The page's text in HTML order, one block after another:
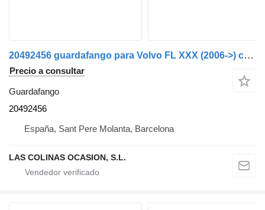
20492456 guardafango para Volvo FL XXX (2006->) camión
Precio a consultar
Guardafango
20492456
España, Sant Pere Molanta, Barcelona
LAS COLINAS OCASION, S.L.